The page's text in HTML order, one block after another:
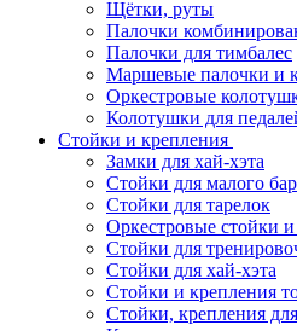
Щётки, руты
Палочки
Палочки для тимбалес
Маршевые палочки и
Оркестровые
Колотушки для
Стойки и крепления
Замки для хай-хэта
Стойки для малого
Стойки для тарелок
Оркестровые стойки и
Стойки для
Стойки для хай-хэта
Стойки и крепления
Стойки, крепления